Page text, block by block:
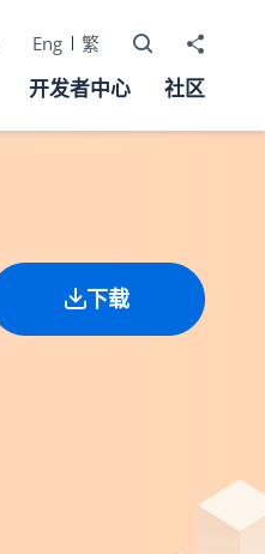
Eng 繁 打开搜寻器
分享至
开发者中心 社区
下载